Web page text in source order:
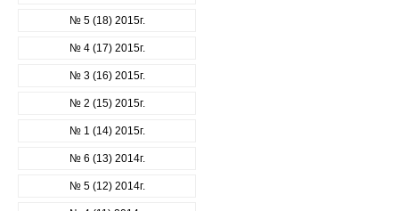
№ 5 (18) 2015г.
№ 4 (17) 2015г.
№ 3 (16) 2015г.
№ 2 (15) 2015г.
№ 1 (14) 2015г.
№ 6 (13) 2014г.
№ 5 (12) 2014г.